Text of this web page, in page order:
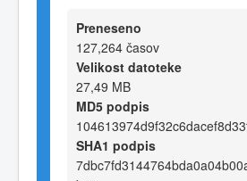
Preneseno
127,264 časov
Velikost datoteke
27,49 MB
MD5 podpis
SHA1 podpis